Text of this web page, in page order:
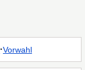
·Vorwahl